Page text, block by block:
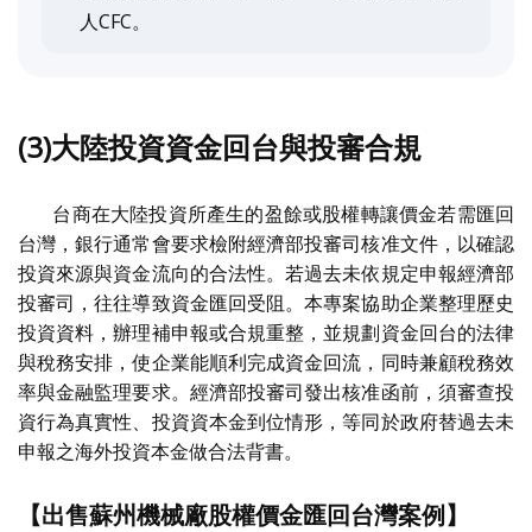
人CFC。
(3)大陸投資資金回台與投審合規
台商在大陸投資所產生的盈餘或股權轉讓價金若需匯回
台灣，銀行通常會要求檢附經濟部投審司核准文件，以確認
投資來源與資金流向的合法性。若過去未依規定申報經濟部
投審司，往往導致資金匯回受阻。本專案協助企業整理歷史
投資資料，辦理補申報或合規重整，並規劃資金回台的法律
與稅務安排，使企業能順利完成資金回流，同時兼顧稅務效
率與金融監理要求。經濟部投審司發出核准函前，須審查投
資行為真實性、投資資本金到位情形，等同於政府替過去未
申報之海外投資本金做合法背書。
【出售蘇州機械廠股權價金匯回台灣案例】